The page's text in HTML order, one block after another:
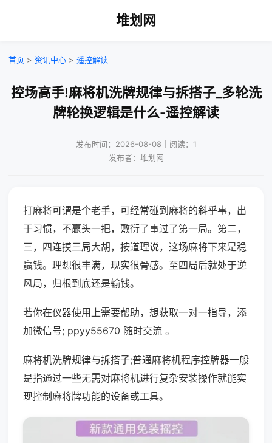
堆划网
首页 > 资讯中心 > 遥控解读
控场高手!麻将机洗牌规律与拆搭子_多轮洗
牌轮换逻辑是什么-遥控解读
发布时间：2026-08-08｜阅读：1
发布者：堆划网
打麻将可谓是个老手，可经常碰到麻将的斜乎事，出
于习惯，不赢头一把，敷衍了事过了第一局。第二，
三，四连摸三局大胡，按道理说，这场麻将下来是稳
赢钱。理想很丰满，现实很骨感。至四局后就处于逆
风局，归根到底还是输钱。
若你在仪器使用上需要帮助，想获取一对一指导，添
加微信号; ppyy55670 随时交流 。
麻将机洗牌规律与拆搭子;普通麻将机程序控牌器一般
是指通过一些无需对麻将机进行复杂安装操作就能实
现控制麻将牌功能的设备或工具。